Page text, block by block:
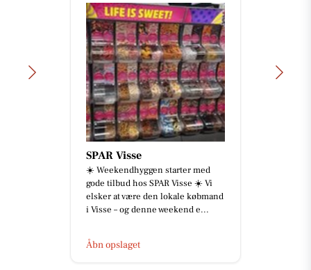
Full Beauty Aalborg
✨𝑶𝒗𝒆𝒓𝒗𝒆𝒋𝒆𝒓 𝒅𝒖 𝒂𝒕 𝒇𝒋𝒆𝒓𝒏𝒆 𝒅𝒊𝒏
𝒕𝒂𝒕𝒐𝒗𝒆𝒓𝒊𝒏𝒈? ✨ Hos Full Beauty
Aalborg SV tilbyder vi
professione...
Åbn opslaget